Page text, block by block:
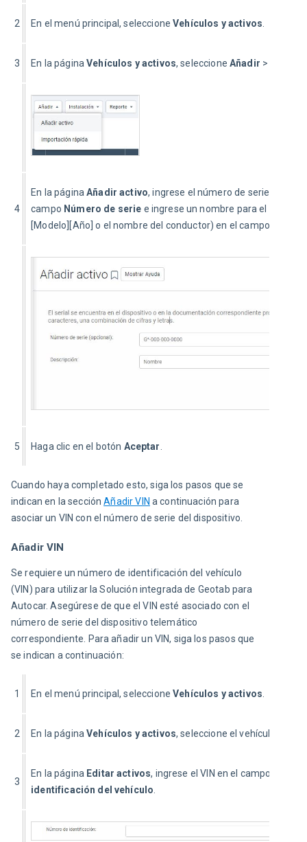
2 En el menú principal, seleccione Vehículos y activos
3 En la página Vehículos y activos, seleccione Añadir >
4
En la página Añadir activo, ingrese el número de serie que
campo Número de serie e ingrese un nombre para el
[Modelo][Año] o el nombre del conductor) en el campo
5 Haga clic en el botón Aceptar
Cuando haya completado esto, siga los pasos que se
indican en la sección Añadir VIN a continuación para
asociar un VIN con el número de serie del dispositivo.
Añadir VIN
Se requiere un número de identificación del vehículo
(VIN) para utilizar la Solución integrada de Geotab para
Autocar. Asegúrese de que el VIN esté asociado con el
número de serie del dispositivo telemático
correspondiente. Para añadir un VIN, siga los pasos que
se indican a continuación:
1 En el menú principal, seleccione Vehículos y activos
2 En la página Vehículos y activos, seleccione el vehículo.
3
En la página Editar activos, ingrese el VIN en el campo
identificación del vehículo